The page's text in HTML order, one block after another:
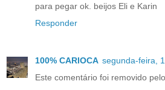
para pegar ok. beijos Eli e Karin
Responder
100% CARIOCA segunda-feira,
Este comentário foi removido